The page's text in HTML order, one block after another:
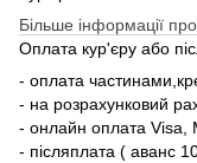
Більше інформації
Оплата кур'єру або
- оплата
- на розрахунковий
- онлайн оплата Visa,
- післяплата ( аванс